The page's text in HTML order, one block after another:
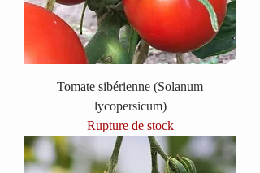
Tomate sibérienne (Solanum
lycopersicum)
Rupture de stock